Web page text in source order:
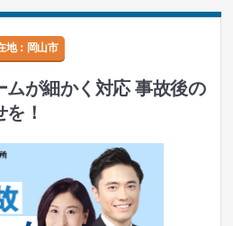
地： 岡山市
ムが細かく対応 事故後の
！